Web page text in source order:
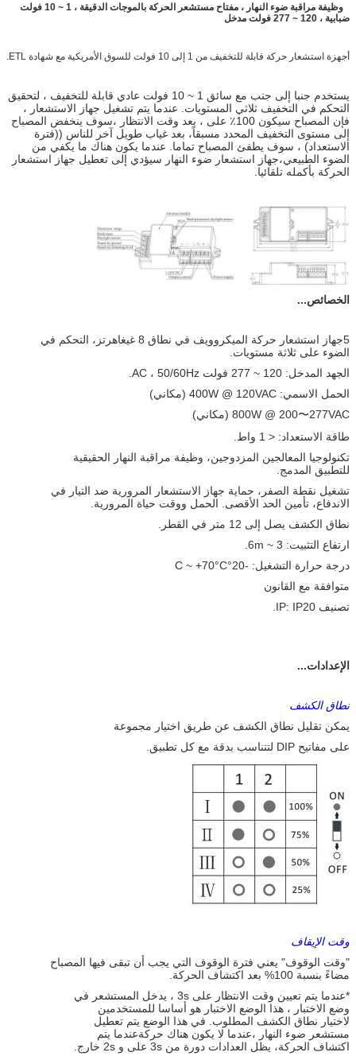
وظيفة مراقبة ضوء النهار ، مفتاح مستشعر الحركة بالموجات الدقيقة ، 1 ~ 10 فولت
ضبابية ، 120 ~ 277 فولت مدخل
أجهزة استشعار حركة قابلة للتخفيف من 1 إلى 10 فولت للسوق الأمريكية مع شهادة ETL.
يستخدم جنبا إلى جنب مع سائق 1 ~ 10 فولت عادي قابلة للتخفيف ، لتحقيق
التحكم في التخفيف ثلاثي المستويات. عندما يتم تشغيل جهاز الاستشعار ،
فإن المصباح سيكون 100٪ على ، بعد وقت الانتظار ،سوف ينخفض المصباح
إلى مستوى التخفيف المحدد مسبقاً، بعد غياب طويل آخر للناس ((فترة
الاستعداد) ، سوف يطفئ المصباح تماما. عندما يكون هناك ما يكفي من
الضوء الطبيعي،جهاز استشعار ضوء النهار سيؤدي إلى تعطيل جهاز استشعار
الحركة بأكمله تلقائيا.
الخصائص...
5جهاز استشعار حركة الميكروويف في نطاق 8 غيغاهرتز، التحكم في
الضوء على ثلاثة مستويات.
الجهد المدخل: 120 ~ 277 فولت AC ، 50/60Hz.
الحمل الاسمي: 400W @ 120VAC (مكاني)
800W @ 200〜277VAC (مكاني)
طاقة الاستعداد: < 1 واط.
تكنولوجيا المعالجين المزدوجين، وظيفة مراقبة النهار الحقيقية
للتطبيق المدمج.
تشغيل نقطة الصفر، حماية جهاز الاستشعار المرورية ضد التيار في
الاندفاع، تأمين الحد الأقصى. الحمل ووقت حياة المرورية.
نطاق الكشف يصل إلى 12 متر في القطر.
ارتفاع التثبيت: 3 ~ 6m.
درجة حرارة التشغيل: -20°C ~ +70°C
متوافقة مع القانون
تصنيف IP: IP20.
الإعدادات...
نطاق الكشف
يمكن تقليل نطاق الكشف عن طريق اختيار مجموعة
على مفاتيح DIP لتتناسب بدقة مع كل تطبيق.
وقت الإيقاف
"وقت الوقوف" يعني فترة الوقوف التي يجب أن تبقى فيها المصباح
مضاءً بنسبة 100% بعد اكتشاف الحركة.
*عندما يتم تعيين وقت الانتظار على 3s ، يدخل المستشعر في
وضع الاختبار ، هذا الوضع الاختبار هو أساسا للمستخدمين
لاختيار نطاق الكشف المطلوب. في هذا الوضع يتم تعطيل
مستشعر ضوء النهار ،عندما لا يكون هناك حركةعندما يتم
اكتشاف الحركة، يظل العدادات دورة من 3s على و 2s خارج.